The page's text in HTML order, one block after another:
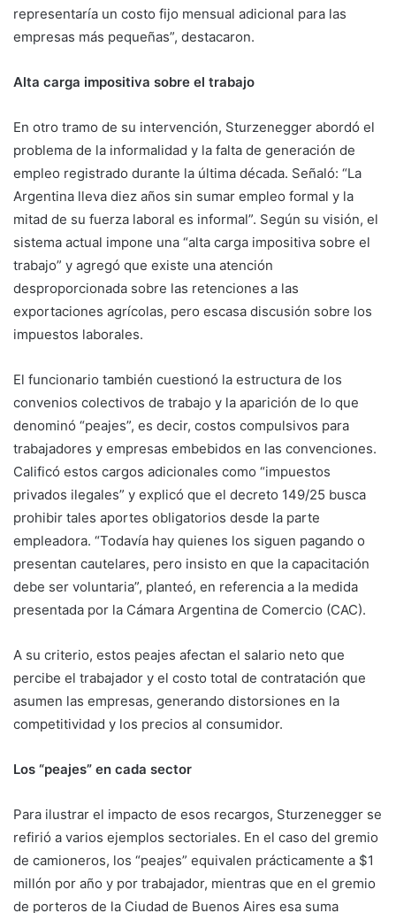
representaría un costo fijo mensual adicional para las
empresas más pequeñas”, destacaron.
Alta carga impositiva sobre el trabajo
En otro tramo de su intervención, Sturzenegger abordó el
problema de la informalidad y la falta de generación de
empleo registrado durante la última década. Señaló: “La
Argentina lleva diez años sin sumar empleo formal y la
mitad de su fuerza laboral es informal”. Según su visión, el
sistema actual impone una “alta carga impositiva sobre el
trabajo” y agregó que existe una atención
desproporcionada sobre las retenciones a las
exportaciones agrícolas, pero escasa discusión sobre los
impuestos laborales.
El funcionario también cuestionó la estructura de los
convenios colectivos de trabajo y la aparición de lo que
denominó “peajes”, es decir, costos compulsivos para
trabajadores y empresas embebidos en las convenciones.
Calificó estos cargos adicionales como “impuestos
privados ilegales” y explicó que el decreto 149/25 busca
prohibir tales aportes obligatorios desde la parte
empleadora. “Todavía hay quienes los siguen pagando o
presentan cautelares, pero insisto en que la capacitación
debe ser voluntaria”, planteó, en referencia a la medida
presentada por la Cámara Argentina de Comercio (CAC).
A su criterio, estos peajes afectan el salario neto que
percibe el trabajador y el costo total de contratación que
asumen las empresas, generando distorsiones en la
competitividad y los precios al consumidor.
Los “peajes” en cada sector
Para ilustrar el impacto de esos recargos, Sturzenegger se
refirió a varios ejemplos sectoriales. En el caso del gremio
de camioneros, los “peajes” equivalen prácticamente a $1
millón por año y por trabajador, mientras que en el gremio
de porteros de la Ciudad de Buenos Aires esa suma